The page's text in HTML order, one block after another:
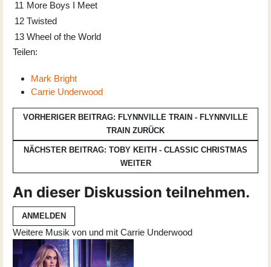
11 More Boys I Meet
12 Twisted
13 Wheel of the World
Teilen:
Mark Bright
Carrie Underwood
VORHERIGER BEITRAG: FLYNNVILLE TRAIN - FLYNNVILLE
TRAIN ZURÜCK
NÄCHSTER BEITRAG: TOBY KEITH - CLASSIC CHRISTMAS
WEITER
An dieser Diskussion teilnehmen.
ANMELDEN
Weitere Musik von und mit Carrie Underwood